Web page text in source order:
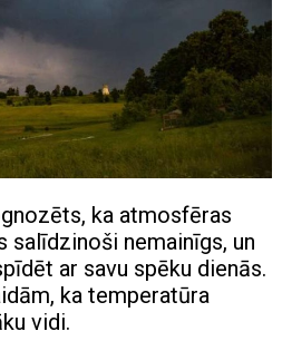
ka atmosfēras
salīdzinoši nemainīgs, un
ar savu spēku dienās.
ka temperatūra
vidi.